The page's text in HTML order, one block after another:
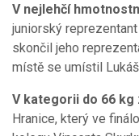
V nejlehčí
juniorský
skončil jeho
místě se umístil
V kategorii do 66 kg
Hranice, který ve